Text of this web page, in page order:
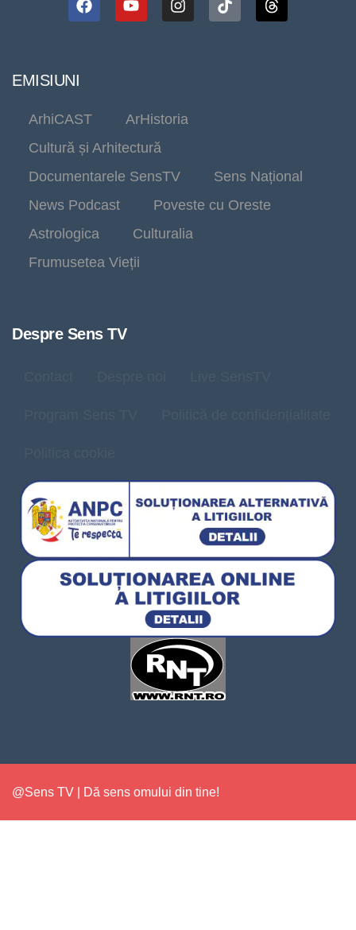
EMISIUNI
ArhiCAST
ArHistoria
Cultură și Arhitectură
Documentarele SensTV
Sens Național
News Podcast
Poveste cu Oreste
Astrologica
Culturalia
Frumusetea Vieții
Despre Sens TV
@Sens TV | Dă sens omului din tine!